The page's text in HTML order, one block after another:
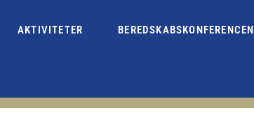
AKTIVITETER BEREDSKABSKONFERENCEN